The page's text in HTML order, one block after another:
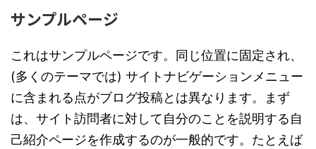
サンプルページ
これはサンプルページです。同じ位置に固定され、
(多くのテーマでは) サイトナビゲーションメニュー
に含まれる点がブログ投稿とは異なります。まず
は、サイト訪問者に対して自分のことを説明する自
己紹介ページを作成するのが一般的です。たとえば